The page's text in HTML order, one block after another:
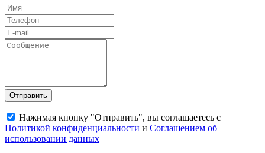
Отправить
Нажимая кнопку "Отправить", вы соглашаетесь с
Политикой конфиденциальности и Соглашением об
использовании данных